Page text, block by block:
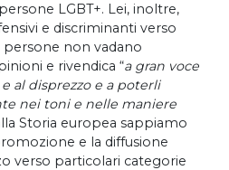
LGBT+. Lei, inoltre,
e discriminanti verso
non vadano
e rivendica “a gran voce
al disprezzo e a poterli
nei toni e nelle maniere
Storia europea sappiamo
e la diffusione
verso particolari categorie